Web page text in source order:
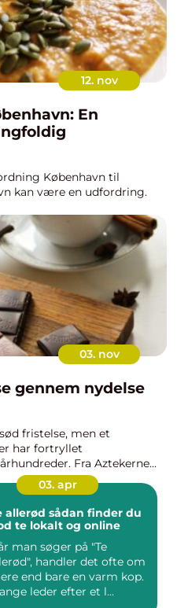
12. nov
En
København til
kan være en udfordring.
03. nov
gennem nydelse
fristelse, men et
har fortryllet
Fra Aztekerne...
03. apr
sådan finder du
te lokalt og online
man søger på "Te
handler det ofte om
end bare en varm kop.
leder efter et l...